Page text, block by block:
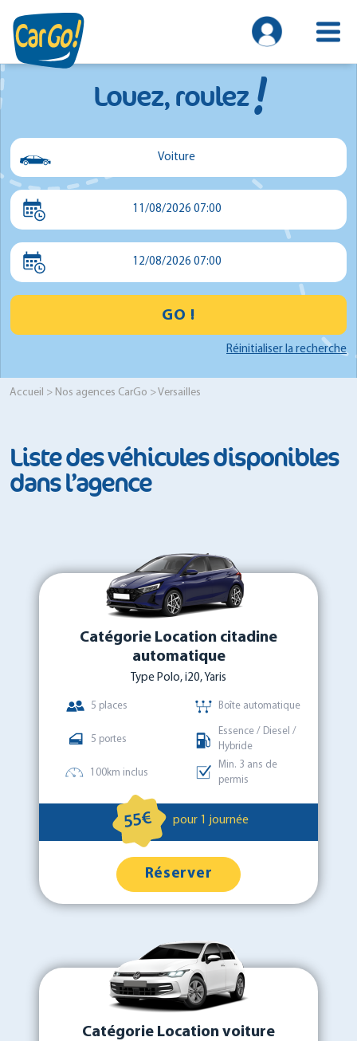
Louez, roulez!
Voiture
Voiture
11/08/2026 07:00
12/08/2026 07:00
GO !
Réinitialiser la recherche
Accueil > Nos agences CarGo > Versailles
Liste des véhicules disponibles
dans l’agence
Catégorie Location citadine
automatique
Type Polo, i20, Yaris
5 places Boîte automatique
5 portes
Essence / Diesel /
Hybride
100km inclus
Min. 3 ans de
permis
55€ pour 1 journée
Réserver
Catégorie Location voiture